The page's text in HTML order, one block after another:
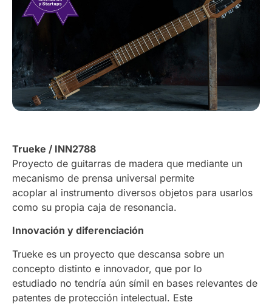
Trueke / INN2788
Proyecto de guitarras de madera que mediante un
mecanismo de prensa universal permite
acoplar al instrumento diversos objetos para usarlos
como su propia caja de resonancia.
Innovación y diferenciación
Trueke es un proyecto que descansa sobre un
concepto distinto e innovador, que por lo
estudiado no tendría aún símil en bases relevantes de
patentes de protección intelectual. Este